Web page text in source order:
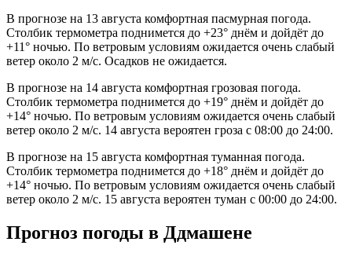
В прогнозе на 13 августа комфортная пасмурная погода.
Столбик термометра поднимется до +23° днём и дойдёт до
+11° ночью. По ветровым условиям ожидается очень слабый
ветер около 2 м/с. Осадков не ожидается.
В прогнозе на 14 августа комфортная грозовая погода.
Столбик термометра поднимется до +19° днём и дойдёт до
+14° ночью. По ветровым условиям ожидается очень слабый
ветер около 2 м/с. 14 августа вероятен гроза с 08:00 до 24:00.
В прогнозе на 15 августа комфортная туманная погода.
Столбик термометра поднимется до +18° днём и дойдёт до
+14° ночью. По ветровым условиям ожидается очень слабый
ветер около 2 м/с. 15 августа вероятен туман с 00:00 до 24:00.
Прогноз погоды в Ддмашене